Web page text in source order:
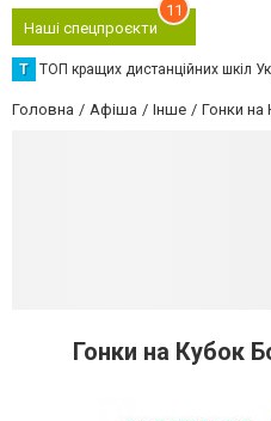
Наші спецпроєкти
11
Т ТОП кращих дистанційних шкіл
Головна Афіша Інше Гонки
Гонки на Кубок